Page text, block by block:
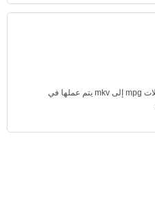
لا تحتاج إلى تثبيت أي برنامج. جميع تحويلات mpg إلى mkv يتم عملها في